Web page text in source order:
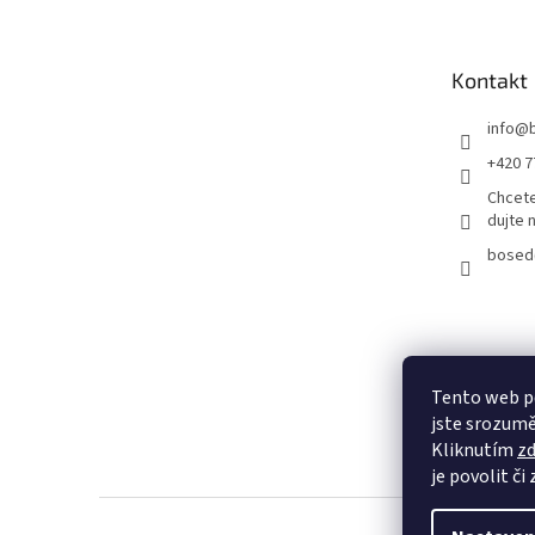
Tento web
jste
Kliknutím
je povolit či
Kontakt
info@
+420
dujte